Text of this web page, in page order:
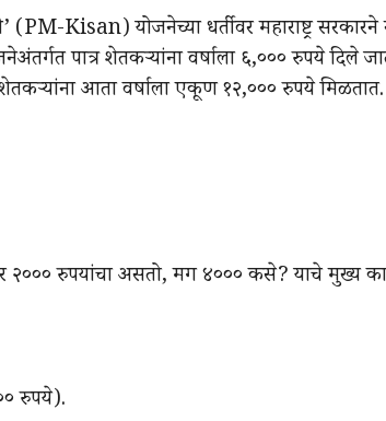
(PM-Kisan) योजनेच्या धर्तीवर महाराष्ट्र
पात्र शेतकऱ्यांना वर्षाला ६,००० रुपये दिले
आता वर्षाला एकूण १२,००० रुपये मिळतात.
२००० रुपयांचा असतो, मग ४००० कसे? याचे मुख्य
रुपये).